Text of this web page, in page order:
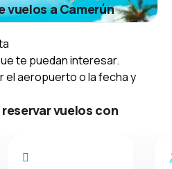
vuelos a Camerún
te puedan interesar.
el aeropuerto o la fecha y
vuelos con